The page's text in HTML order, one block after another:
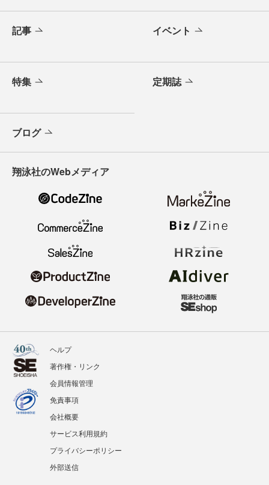
記事 イベント
特集 定期誌
ブログ
翔泳社のWebメディア
ヘルプ
著作権・リンク
会員情報管理
免責事項
会社概要
サービス利用規約
プライバシーポリシー
外部送信